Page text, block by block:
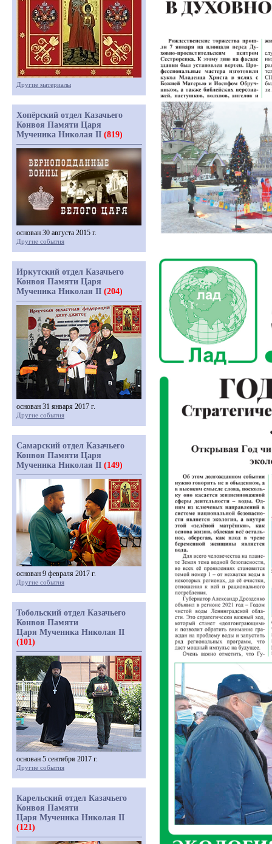
Другие материалы
Хопёрский отдел Казачьего
Конвоя Памяти Царя
Мученика Николая II (819)
основан 30 августа 2015 г.
Другие события
Иркутский отдел Казачьего
Конвоя Памяти Царя
Мученика Николая II (204)
основан 31 января 2017 г.
Другие события
Самарский отдел Казачьего
Конвоя Памяти Царя
Мученика Николая II (149)
основан 9 февраля 2017 г.
Другие события
Тобольский отдел Казачьего
Конвоя Памяти
Царя Мученика Николая II
(101)
основан 5 сентября 2017 г.
Другие события
Карельский отдел Казачьего
Конвоя Памяти
Царя Мученика Николая II
(121)